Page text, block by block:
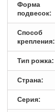
Форма
подвесок:
Способ
крепления:
Тип рожка:
Страна:
Серия: